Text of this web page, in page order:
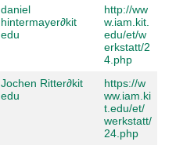
daniel
hintermayer∂kit
edu
http://ww
w.iam.kit.
edu/et/w
erkstatt/2
4.php
Jochen Ritter∂kit
edu
https://w
ww.iam.ki
t.edu/et/
werkstatt/
24.php